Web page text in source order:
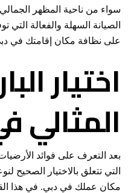
سواء من ناحية المظهر
الصيانة السهلة والفعالة
على نظافة مكان إقامتك في
اختيار
المثالي
بعد التعرف على فوائد الأرضيات
التي تتعلق بالاختيار الصحيح
مكان عملك في دبي. في هذا